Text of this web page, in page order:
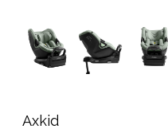
Axkid
Aurinko ja uinti